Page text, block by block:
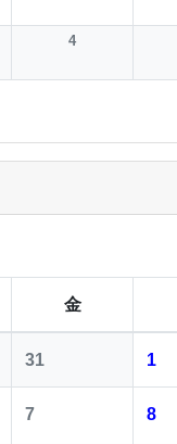
4
金
31 1
7 8